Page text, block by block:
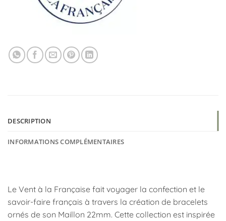
DESCRIPTION
INFORMATIONS COMPLÉMENTAIRES
Le Vent à la Française fait voyager la confection et le
savoir-faire français à travers la création de bracelets
ornés de son Maillon 22mm. Cette collection est inspirée